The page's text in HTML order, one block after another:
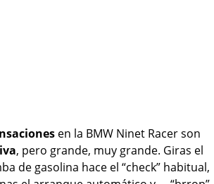
en la BMW Ninet Racer son
, pero grande, muy grande. Giras el
de gasolina hace el “check” habitual,